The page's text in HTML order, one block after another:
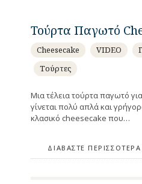
Τούρτα Παγωτό
Cheesecake VIDEO
Τούρτες
Μια τέλεια τούρτα παγωτό
γίνεται πολύ απλά και
κλασικό cheesecake που…
ΔΙΑΒΆΣΤΕ ΠΕΡΙΣΣΌΤΕΡΑ